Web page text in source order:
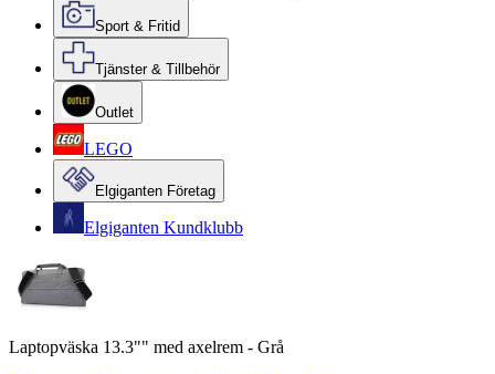
Sport & Fritid
Tjänster & Tillbehör
Outlet
LEGO
Elgiganten Företag
Elgiganten Kundklubb
Laptopväska 13.3"" med axelrem - Grå